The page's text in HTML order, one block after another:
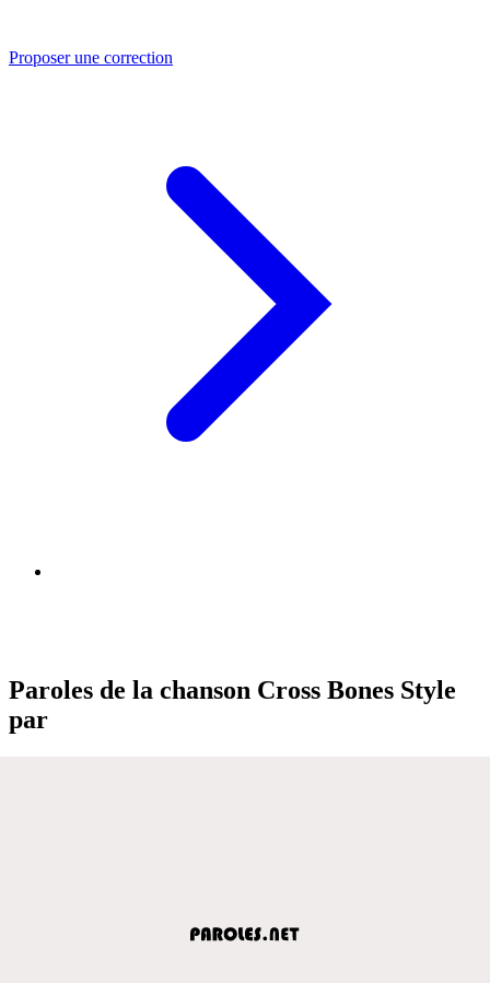
Proposer une correction
Paroles de la chanson Cross Bones Style
par